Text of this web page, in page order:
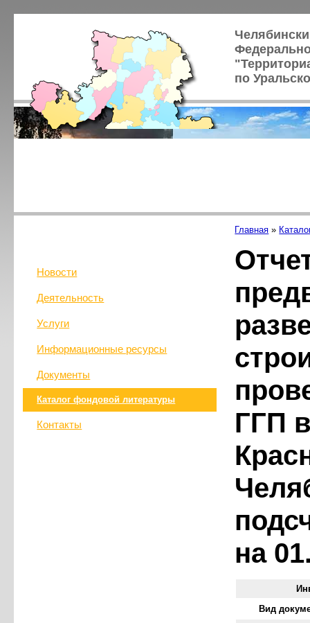
по
Новости
Деятельность
Услуги
Информационные ресурсы
Документы
Каталог фондовой литературы
Контакты
Главная »
ГГП
на
Вид